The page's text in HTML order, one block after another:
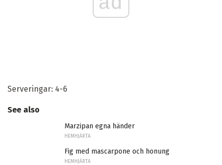
Serveringar: 4-6
See also
Marzipan egna händer
HEMHJÄRTA
Fig med mascarpone och honung
HEMHJÄRTA